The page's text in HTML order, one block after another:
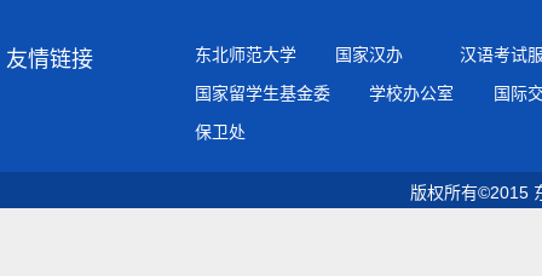
友情链接 东北师范大学 国家汉办
汉语考试
国家留学生基金委
学校办公室
国际
保卫处
版权所有©2015